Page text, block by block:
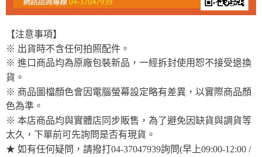
【注意事項】
※ 出貨時不含任何拍照配件。
※ 進口商品均為原廠包裝新品，一經拆封使用恕不接受退換
貨。
※ 商品圖檔顏色會因電腦螢幕設定略有差異，以實際商品顏
色為準。
※ 本店商品均與實體店同步販售，為了避免因缺貨與調貨等
太久，下單前可先詢問是否有現貨。
★ 如有任何疑問，請撥打04-37047939詢問(早上09:00-12:00 /